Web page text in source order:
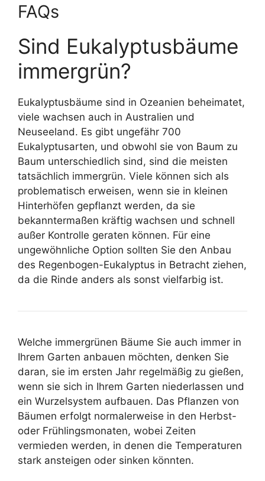
FAQs
Sind Eukalyptusbäume
immergrün?
Eukalyptusbäume sind in Ozeanien beheimatet,
viele wachsen auch in Australien und
Neuseeland. Es gibt ungefähr 700
Eukalyptusarten, und obwohl sie von Baum zu
Baum unterschiedlich sind, sind die meisten
tatsächlich immergrün. Viele können sich als
problematisch erweisen, wenn sie in kleinen
Hinterhöfen gepflanzt werden, da sie
bekanntermaßen kräftig wachsen und schnell
außer Kontrolle geraten können. Für eine
ungewöhnliche Option sollten Sie den Anbau
des Regenbogen-Eukalyptus in Betracht ziehen,
da die Rinde anders als sonst vielfarbig ist.
Welche immergrünen Bäume Sie auch immer in
Ihrem Garten anbauen möchten, denken Sie
daran, sie im ersten Jahr regelmäßig zu gießen,
wenn sie sich in Ihrem Garten niederlassen und
ein Wurzelsystem aufbauen. Das Pflanzen von
Bäumen erfolgt normalerweise in den Herbst-
oder Frühlingsmonaten, wobei Zeiten
vermieden werden, in denen die Temperaturen
stark ansteigen oder sinken könnten.